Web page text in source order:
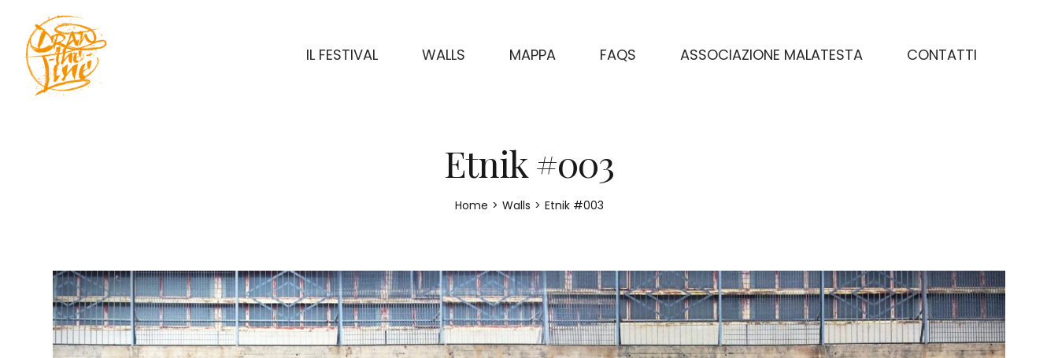
IL FESTIVAL WALLS MAPPA FAQS ASSOCIAZIONE MALATESTA CONTATTI
Etnik #003
Home > Walls > Etnik #003